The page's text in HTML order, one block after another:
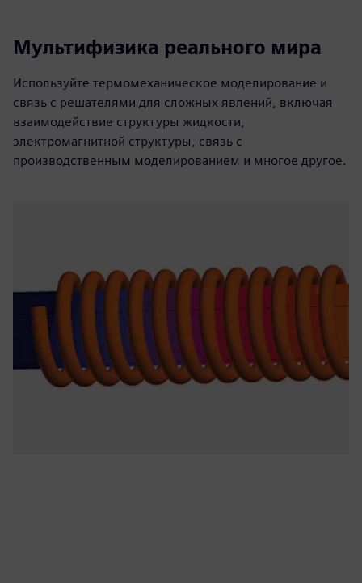
Мультифизика реального мира
Используйте термомеханическое моделирование и
связь с решателями для сложных явлений, включая
взаимодействие структуры жидкости,
электромагнитной структуры, связь с
производственным моделированием и многое другое.